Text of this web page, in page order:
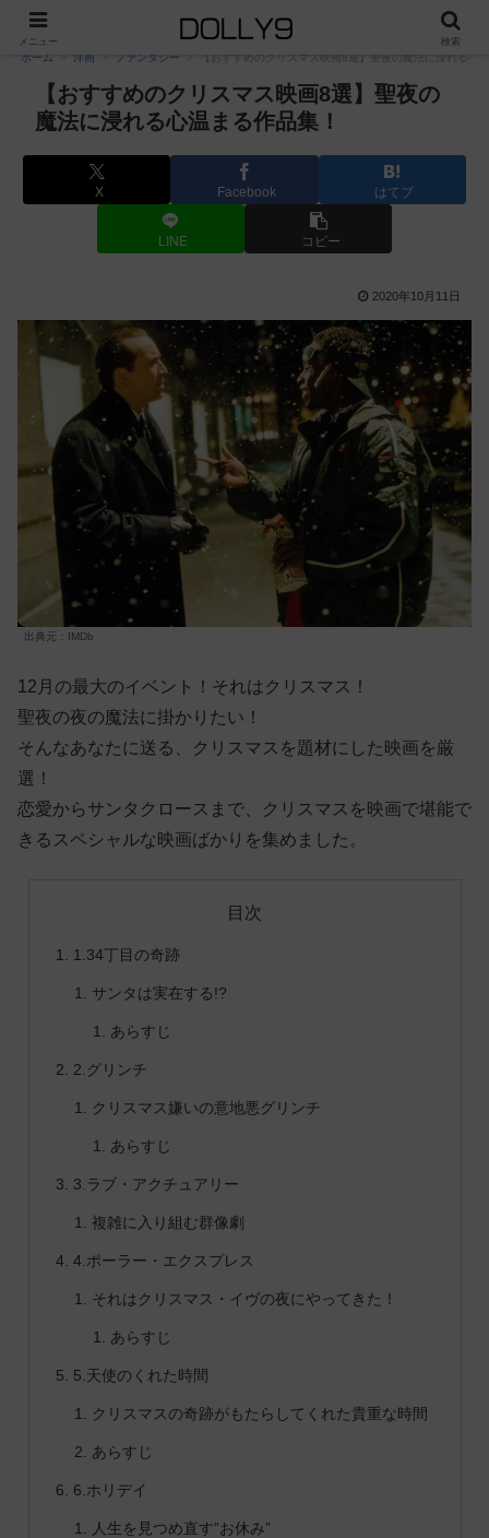
PR
ホーム 洋画 ファンタジー 【おすすめのクリスマス映画8選】聖夜の魔法に浸れる心
【おすすめのクリスマス映画8選】聖夜の
魔法に浸れる心温まる作品集！
X Facebook はてブ
LINE コピー
2020年10月11日
出典元：IMDb
12月の最大のイベント！それはクリスマス！
聖夜の夜の魔法に掛かりたい！
そんなあなたに送る、クリスマスを題材にした映画を厳
選！
恋愛からサンタクロースまで、クリスマスを映画で堪能で
きるスペシャルな映画ばかりを集めました。
目次
1.34丁目の奇跡
サンタは実在する!?
あらすじ
2.グリンチ
クリスマス嫌いの意地悪グリンチ
あらすじ
3.ラブ・アクチュアリー
複雑に入り組む群像劇
4.ポーラー・エクスプレス
それはクリスマス・イヴの夜にやってきた！
あらすじ
5.天使のくれた時間
クリスマスの奇跡がもたらしてくれた貴重な時間
あらすじ
6.ホリデイ
人生を見つめ直す”お休み”
メニュー 検索